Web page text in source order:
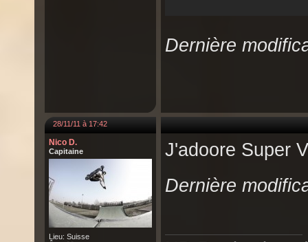
Dernière
28/11/11 à 17:42
Nico D.
Capitaine
Lieu: Suisse
J'adoore Super
Dernière